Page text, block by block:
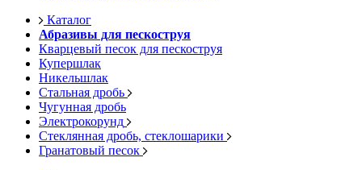
Каталог
Абразивы для пескоструя
Кварцевый песок для пескоструя
Купершлак
Никельшлак
Стальная дробь
Чугунная дробь
Электрокорунд
Стеклянная дробь, стеклошарики
Гранатовый песок